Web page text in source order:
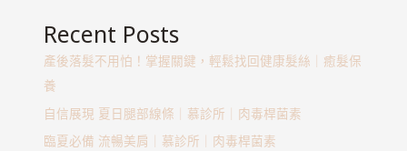
Recent Posts
產後落髮不用怕！掌握關鍵，輕鬆找回健康髮絲｜癒髮保
養
自信展現 夏日腿部線條｜慕診所｜肉毒桿菌素
臨夏必備 流暢美肩｜慕診所｜肉毒桿菌素